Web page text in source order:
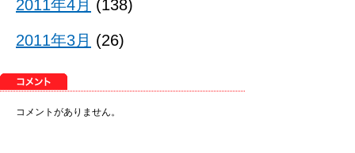
2011年4月 (138)
2011年3月 (26)
コメントがありません。